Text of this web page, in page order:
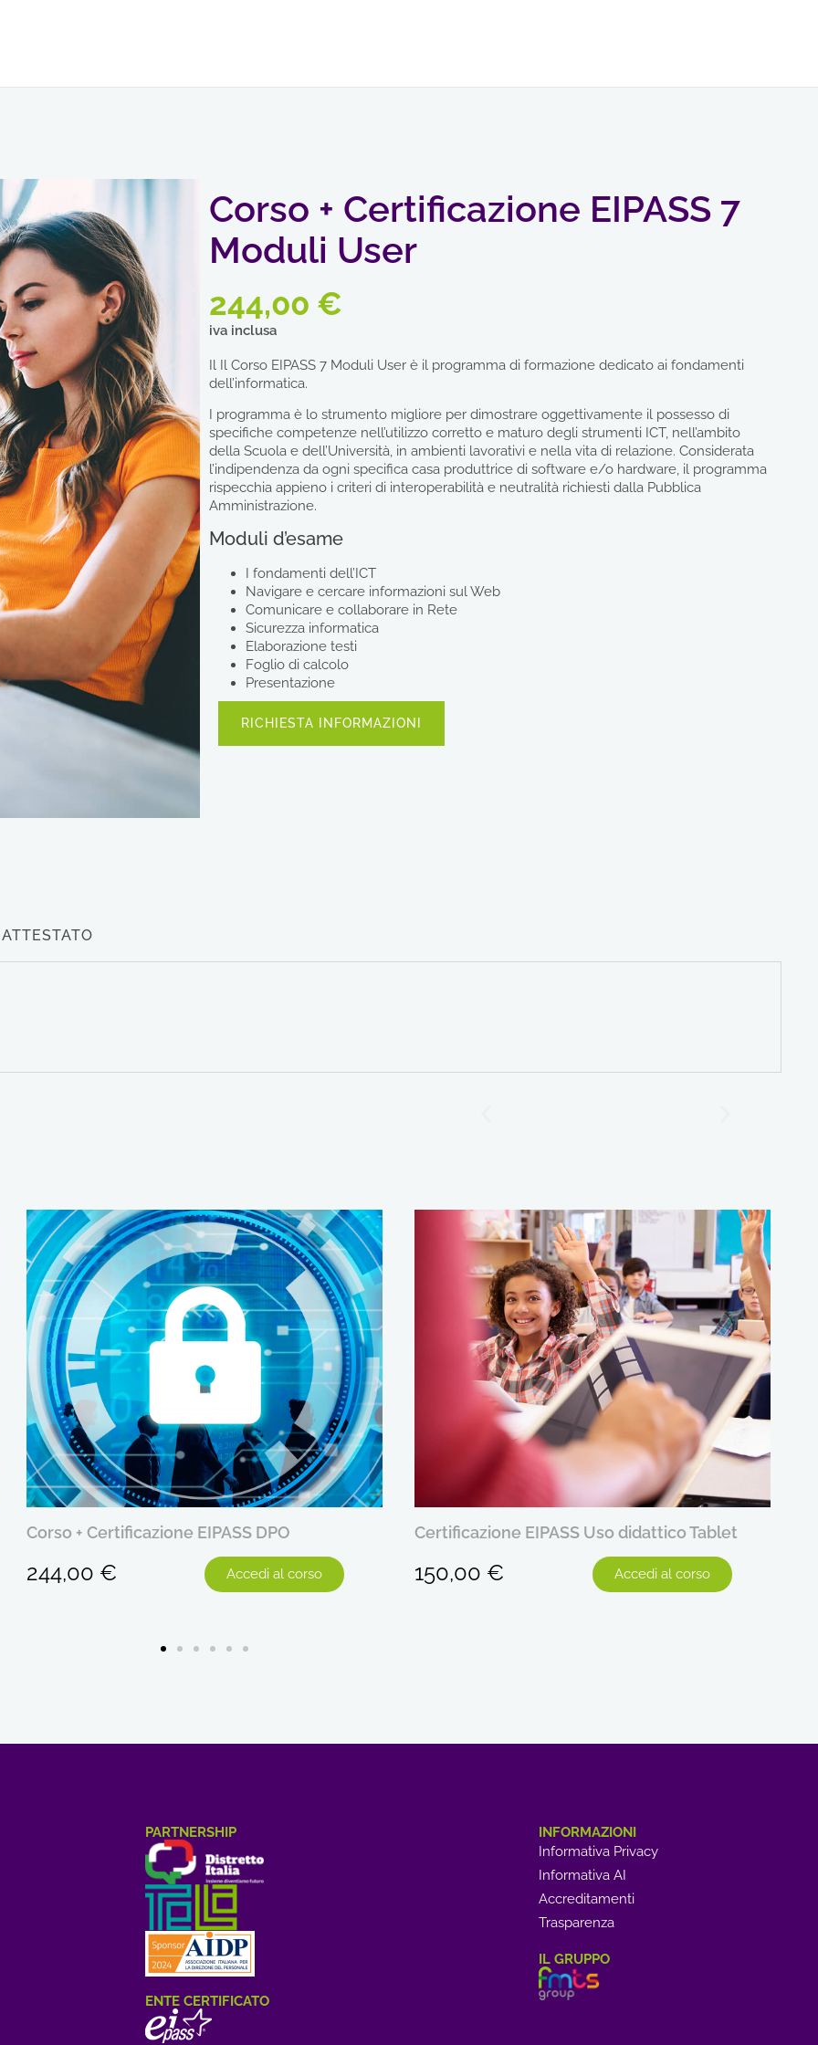
Corso + Certificazione EIPASS 7
Moduli User
244,00 €
iva inclusa
Il Il Corso EIPASS 7 Moduli User è il programma di formazione dedicato ai fondamenti
dell’informatica.
I programma è lo strumento migliore per dimostrare oggettivamente il possesso di
specifiche competenze nell’utilizzo corretto e maturo degli strumenti ICT, nell’ambito
della Scuola e dell’Università, in ambienti lavorativi e nella vita di relazione. Considerata
l’indipendenza da ogni specifica casa produttrice di software e/o hardware, il programma
rispecchia appieno i criteri di interoperabilità e neutralità richiesti dalla Pubblica
Amministrazione.
Moduli d’esame
I fondamenti dell’ICT
Navigare e cercare informazioni sul Web
Comunicare e collaborare in Rete
Sicurezza informatica
Elaborazione testi
Foglio di calcolo
Presentazione
RICHIESTA INFORMAZIONI
ATTESTATO
EIPASS DPO
Accedi al corso
Certificazione EIPASS Uso didattico Tablet
150,00 Accedi al corso
Certificazione
150,00
PARTNERSHIP
ENTE CERTIFICATO
INFORMAZIONI
Informativa Privacy
Informativa AI
Accreditamenti
Trasparenza
IL GRUPPO